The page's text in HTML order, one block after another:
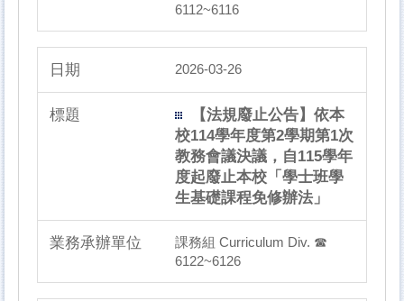
6112~6116
2026-03-26
【法規廢止公告】依本
校114學年度第2學期第1次
教務會議決議，自115學年
度起廢止本校「學士班學
生基礎課程免修辦法」
課務組 Curriculum Div. ☎
6122~6126